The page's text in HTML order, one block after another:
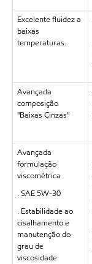
Excelente fluidez a
baixas
temperaturas.
Avançada
composição
"Baixas Cinzas"
Avançada
formulação
viscométrica
. SAE 5W-30
. Estabilidade ao
cisalhamento e
manutenção do
grau de
viscosidade